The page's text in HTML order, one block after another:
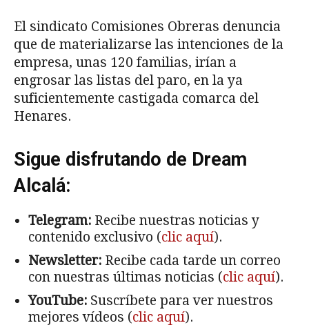
El sindicato Comisiones Obreras denuncia
que de materializarse las intenciones de la
empresa, unas 120 familias, irían a
engrosar las listas del paro, en la ya
suficientemente castigada comarca del
Henares.
Sigue disfrutando de Dream
Alcalá:
Telegram: Recibe nuestras noticias y
contenido exclusivo (clic aquí).
Newsletter: Recibe cada tarde un correo
con nuestras últimas noticias (clic aquí).
YouTube: Suscríbete para ver nuestros
mejores vídeos (clic aquí).